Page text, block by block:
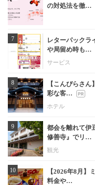
の対処法を徹…
7
レターパックラ
や局留め時も…
サービス
8
【こんぴらさ
彩な客…
ホテル
9
都会を離れて伊
修善寺』でリ…
観光
10
【2026年8月】
料金や…